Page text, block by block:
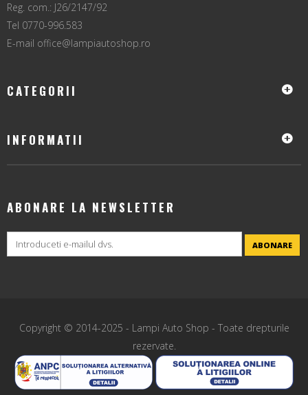
Reg. com.: J26/2147/92
Tel 0770-996.583
E-mail office@lampiautoshop.ro
CATEGORII
INFORMATII
ABONARE LA NEWSLETTER
ABONARE
Copyright © 2014-2025 - Lampi Auto Shop - Toate drepturile
rezervate.